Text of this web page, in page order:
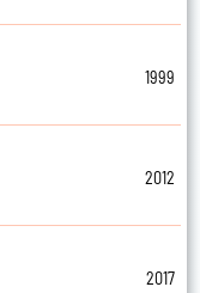
1999
2012
2017